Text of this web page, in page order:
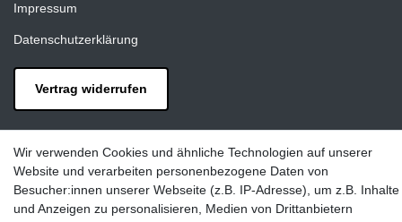
Impressum
Datenschutzerklärung
Vertrag widerrufen
LAXARA:
Zeppelinstraße 4, 89604 Allmendingen, Deutschland
E-mail:
Wir verwenden Cookies und ähnliche Technologien auf unserer
Website und verarbeiten personenbezogene Daten von
Besucher:innen unserer Webseite (z.B. IP-Adresse), um z.B. Inhalte
und Anzeigen zu personalisieren, Medien von Drittanbietern